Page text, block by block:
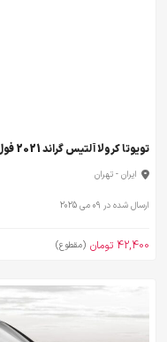
تویوتا کرولا آلتیس گراند 2021 فول آپشن، وضعیت عالی...
ایران - تهران
ارسال شده در 09 می 2025
42,400 تومان (مقطوع)